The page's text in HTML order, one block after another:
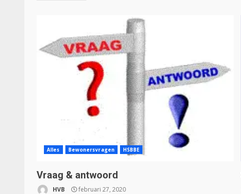
Alles Bewonersvragen HSBBE
Vraag & antwoord
HVB februari 27, 2020